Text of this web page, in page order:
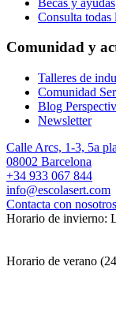
Consulta todas
Comunidad y
Talleres de
Comunidad
Blog
Newsletter
Calle Arcs, 1-3, 5a
08002 Barcelona
+34 933 067 844
info@escolasert.com
Contacta con nosotros
Horario de invierno:
Horario de verano